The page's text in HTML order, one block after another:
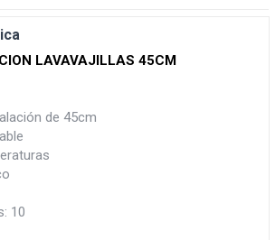
LAVAVAJILLAS 45CM
de 45cm
10